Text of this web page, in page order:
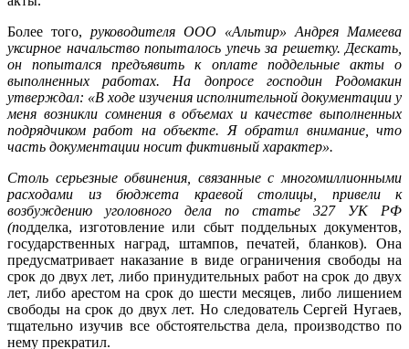
Более того, руководителя ООО «Альтир» Андрея Мамеева
уксирное начальство попыталось упечь за решетку. Дескать,
он попытался предъявить к оплате поддельные акты о
выполненных работах. На допросе господин Родомакин
утверждал: «В ходе изучения исполнительной документации у
меня возникли сомнения в объемах и качестве выполненных
подрядчиком работ на объекте. Я обратил внимание, что
часть документации носит фиктивный характер».
Столь серьезные обвинения, связанные с многомиллионными
расходами из бюджета краевой столицы, привели к
возбуждению уголовного дела по статье 327 УК РФ
(подделка, изготовление или сбыт поддельных документов,
государственных наград, штампов, печатей, бланков). Она
предусматривает наказание в виде ограничения свободы на
срок до двух лет, либо принудительных работ на срок до двух
лет, либо арестом на срок до шести месяцев, либо лишением
свободы на срок до двух лет. Но следователь Сергей Нугаев,
тщательно изучив все обстоятельства дела, производство по
нему прекратил.